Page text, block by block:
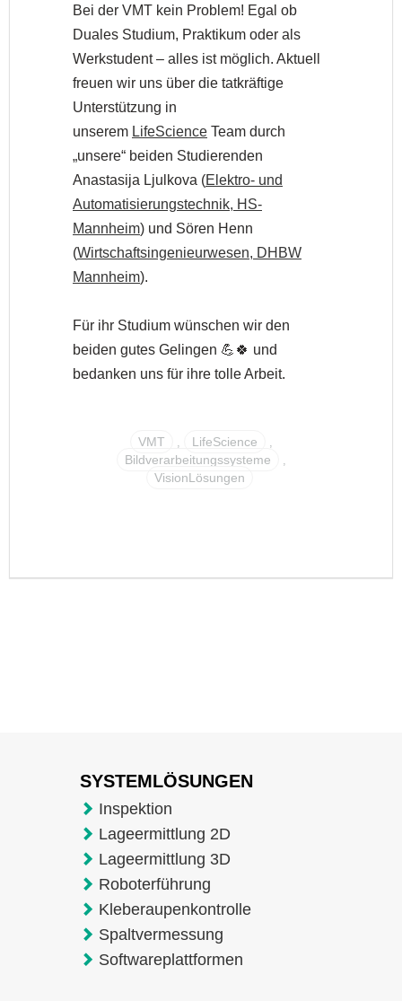
Bei der VMT kein Problem! Egal ob
Duales Studium, Praktikum oder als
Werkstudent – alles ist möglich. Aktuell
freuen wir uns über die tatkräftige
Unterstützung in
unserem LifeScience Team durch
„unsere“ beiden Studierenden
Anastasija Ljulkova (Elektro- und
Automatisierungstechnik, HS-
Mannheim) und Sören Henn
(Wirtschaftsingenieurwesen, DHBW
Mannheim).
Für ihr Studium wünschen wir den
beiden gutes Gelingen 💪🍀 und
bedanken uns für ihre tolle Arbeit.
VMT , LifeScience ,
Bildverarbeitungssysteme ,
VisionLösungen
SYSTEMLÖSUNGEN
Inspektion
Lageermittlung 2D
Lageermittlung 3D
Roboterführung
Kleberaupenkontrolle
Spaltvermessung
Softwareplattformen